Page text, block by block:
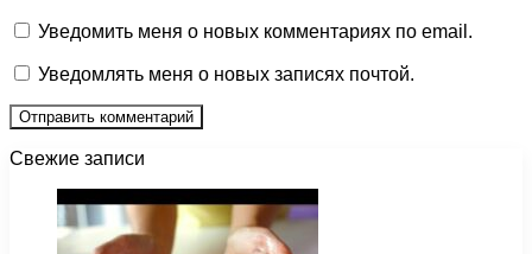
Уведомить меня о новых комментариях по email.
Уведомлять меня о новых записях почтой.
Свежие записи